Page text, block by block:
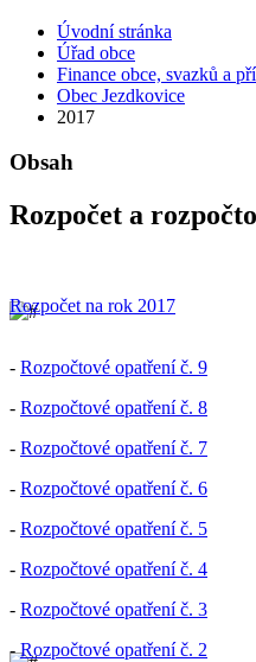
Úvodní stránka
Úřad obce
Finance obce, svazků a
Obec Jezdkovice
2017
Obsah
Rozpočet a
Rozpočet na rok 2017
- Rozpočtové opatření č. 9
- Rozpočtové opatření č. 8
- Rozpočtové opatření č. 7
- Rozpočtové opatření č. 6
- Rozpočtové opatření č. 5
- Rozpočtové opatření č. 4
- Rozpočtové opatření č. 3
-Rozpočtové opatření č. 2